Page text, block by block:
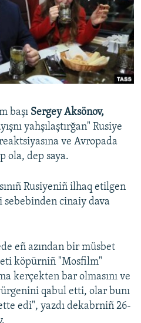
başı Sergey Aksönov,
yahşılaştırğan" Rusiye
ve Avropada
ola, dep saya.
Rusiyeniñ ilhaq etilgen
sebebinden cinaiy dava
eñ azından bir müsbet
köpürniñ "Mosfilm"
kerçekten bar olmasını ve
qabul etti, olar bunı
edi", yazdı dekabrniñ 26-